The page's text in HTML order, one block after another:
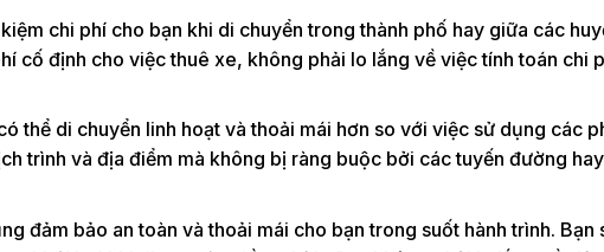
chi phí cho bạn khi di chuyển trong thành phố hay giữa các
cố định cho việc thuê xe, không phải lo lắng về việc tính toán chi
thể di chuyển linh hoạt và thoải mái hơn so với việc sử dụng các
trình và địa điểm mà không bị ràng buộc bởi các tuyến đường
đảm bảo an toàn và thoải mái cho bạn trong suốt hành trình. Bạn